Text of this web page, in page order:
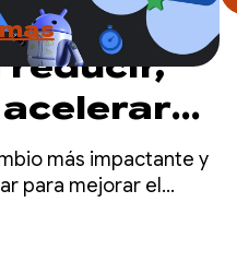
reducir,
más impactante y
para mejorar el
el optimizador R8